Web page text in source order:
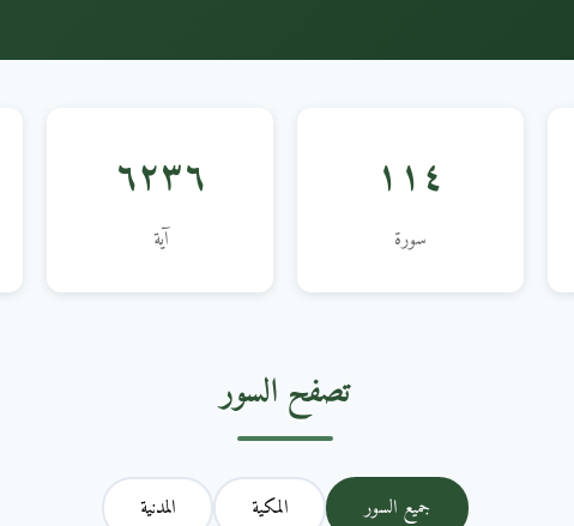
١١٤
سورة
٦٢٣٦
آية
تصفح السور
جميع السور المكية المدنية